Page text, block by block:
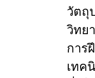
วัตถุ
วิทย
การ
เทค